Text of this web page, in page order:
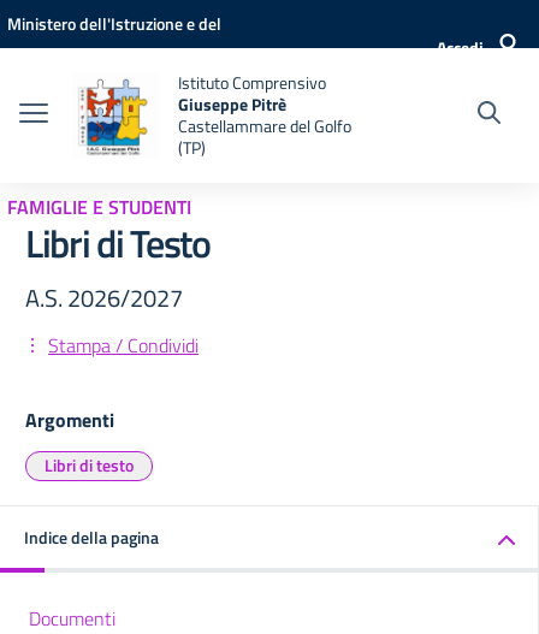
Vai ai contenuti
Vai al menu di navigazione
Vai al footer
Ministero dell'Istruzione e del
Accedi
Istituto Comprensivo
Giuseppe Pitrè
Castellammare del Golfo
(TP)
FAMIGLIE E STUDENTI
Libri di Testo
A.S. 2026/2027
Stampa / Condividi
Argomenti
Libri di testo
Indice della pagina
Documenti